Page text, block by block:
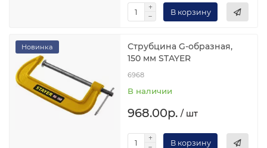
В корзину
Новинка
Струбцина G-образная,
150 мм STAYER
6968
В наличии
968.00р. / шт
В корзину